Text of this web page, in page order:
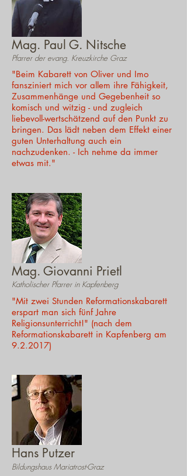
Mag. Paul G. Nitsche
Pfarrer der evang. Kreuzkirche Graz
"Beim Kabarett von Oliver und Imo
fansziniert mich vor allem ihre Fähigkeit,
Zusammenhänge und Gegebenheit so
komisch und witzig - und zugleich
liebevoll-wertschätzend auf den Punkt zu
bringen. Das lädt neben dem Effekt einer
guten Unterhaltung auch ein
nachzudenken. - Ich nehme da immer
etwas mit."
Mag. Giovanni Prietl
Katholischer Pfarrer in Kapfenberg
"Mit zwei Stunden Reformationskabarett
erspart man sich fünf Jahre
Religionsunterricht!" (nach dem
Reformationskabarett in Kapfenberg am
9.2.2017)
Hans Putzer
Bildungshaus Mariatrost-Graz